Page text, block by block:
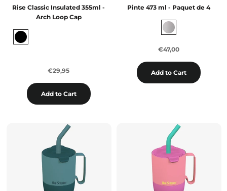
Rise Classic Insulated 355ml -
Arch Loop Cap
€29,95
Add to Cart
Pinte 473 ml - Paquet de 4
€47,00
Add to Cart